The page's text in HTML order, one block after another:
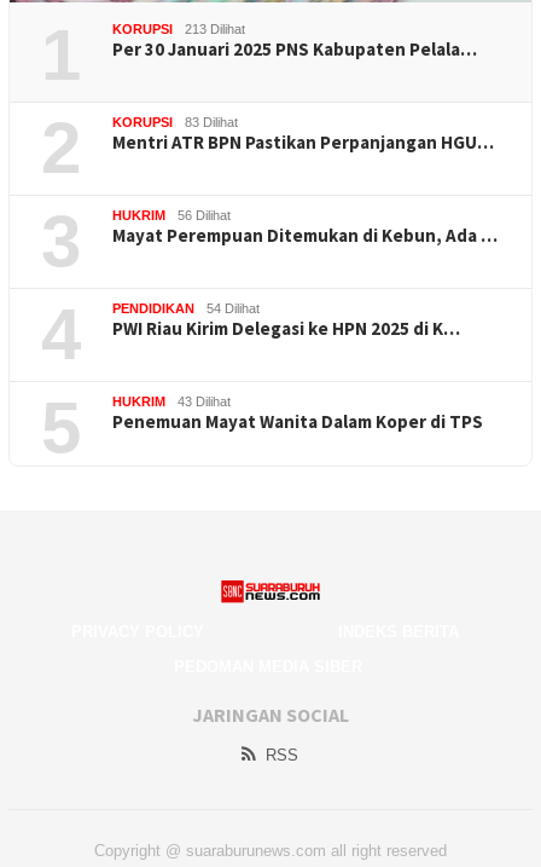
1 KORUPSI 213 Dilihat
Per 30 Januari 2025 PNS Kabupaten Pelala…
2 KORUPSI 83 Dilihat
Mentri ATR BPN Pastikan Perpanjangan HGU…
3 HUKRIM 56 Dilihat
Mayat Perempuan Ditemukan di Kebun, Ada …
4 PENDIDIKAN 54 Dilihat
PWI Riau Kirim Delegasi ke HPN 2025 di K…
5 HUKRIM 43 Dilihat
Penemuan Mayat Wanita Dalam Koper di TPS
JARINGAN SOCIAL
RSS
Copyright @ suaraburunews.com all right reserved